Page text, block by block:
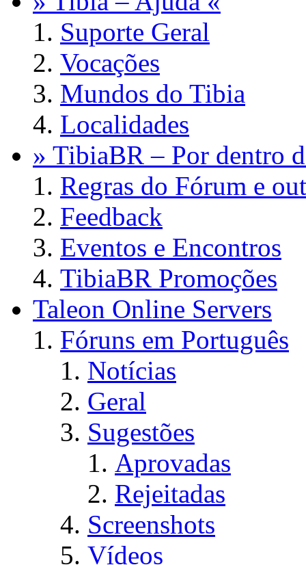
Suporte Geral
Vocações
Mundos do Tibia
Localidades
» TibiaBR – Por dentro
Regras do Fórum e
Feedback
Eventos e Encontros
TibiaBR Promoções
Taleon Online Servers
Fóruns em Português
Notícias
Geral
Sugestões
Aprovadas
Rejeitadas
Screenshots
Vídeos